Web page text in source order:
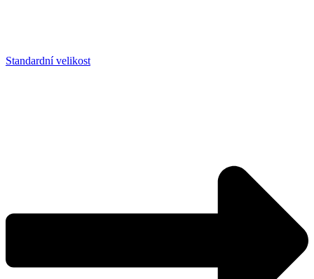
Standardní velikost